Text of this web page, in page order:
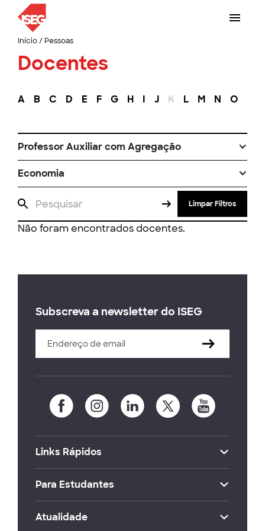
Início/ Pessoas
Docentes
A B C D E F G H I J K L M N O
Professor Auxiliar com Agregação
Economia
Limpar Filtros
Não foram encontrados docentes.
Subscreva a newsletter do ISEG
Links Rápidos
Para Estudantes
Atualidade